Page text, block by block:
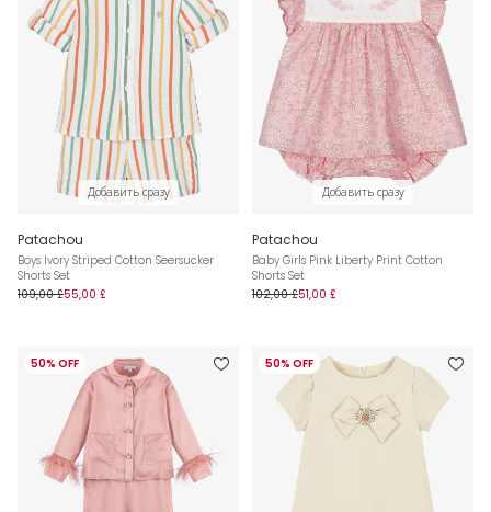
Добавить сразу
Patachou
Boys Ivory Striped Cotton Seersucker
Shorts Set
109,00 £55,00 £
Добавить сразу
Patachou
Baby Girls Pink Liberty Print Cotton
Shorts Set
102,00 £51,00 £
50% OFF 50% OFF